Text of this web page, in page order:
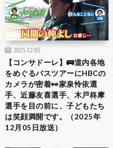
2025.12.05
【コンサドーレ】🚌道内各地
をめぐるバスツアーにHBCの
カメラが密着👀家泉怜依選
手、近藤友喜選手、木戸柊摩
選手を目の前に、子どもたち
は笑顔満開です。（2025年
12月05日放送）